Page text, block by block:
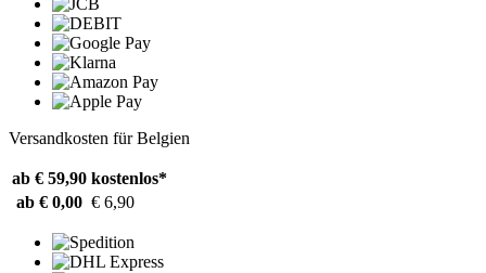
Versandkosten für Belgien
ab € 59,90 kostenlos*
ab € 0,00 € 6,90